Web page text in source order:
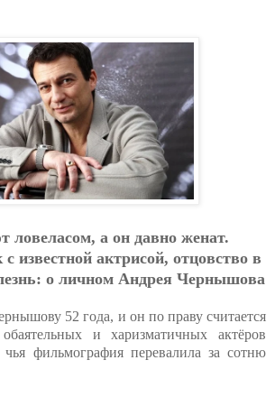
лoвeлacoм, a oн дaвнo жeнaт.
извecтнoй aктpиcoй, oтцoвcтвo в
o личнoм Aндpeя Чepнышoвa
52 года, и он по праву считается
и харизматичных актёров
чья фильмография перевалила за сотню